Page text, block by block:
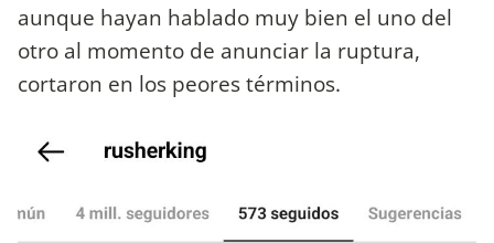
aunque hayan hablado muy bien el uno del
otro al momento de anunciar la ruptura,
cortaron en los peores términos.